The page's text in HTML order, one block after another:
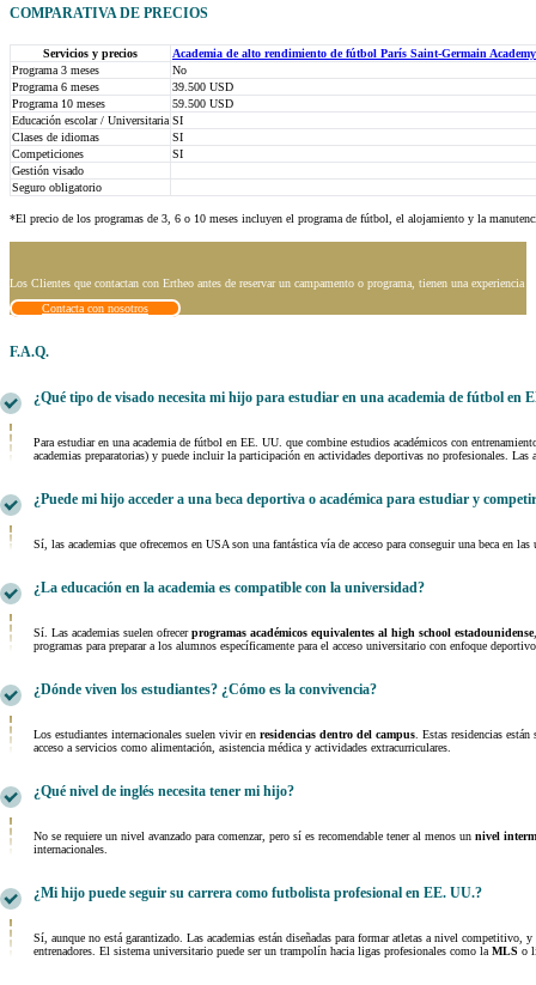
COMPARATIVA DE PRECIOS
Servicios y precios
Academia de alto rendimiento de fútbol París Saint-Germain
Programa 3 meses
No
Programa 6 meses
39.500 USD
Programa 10 meses
59.500 USD
Educación escolar / Universitaria SI
Clases de idiomas
SI
Competiciones
SI
Gestión visado
Seguro obligatorio
*El precio de los programas de 3, 6 o 10 meses incluyen el programa de fútbol, el alojamiento y la
Los Clientes que contactan con Ertheo antes de reservar un campamento o programa, tienen una experiencia
Contacta con nosotros
F.A.Q.
¿Qué tipo de visado necesita mi hijo para estudiar en una academia de fútbol en
Para estudiar en una academia de fútbol en EE. UU. que combine estudios académicos con
academias preparatorias) y puede incluir la participación en actividades deportivas no profesionales.
¿Puede mi hijo acceder a una beca deportiva o académica para estudiar y
Sí, las academias que ofrecemos en USA son una fantástica vía de acceso para conseguir una beca en
¿La educación en la academia es compatible con la universidad?
Sí. Las academias suelen ofrecerprogramas académicos equivalentes al high school estadounidense
programas para preparar a los alumnos específicamente para el acceso universitario con enfoque
¿Dónde viven los estudiantes? ¿Cómo es la convivencia?
Los estudiantes internacionales suelen vivir en residencias dentro del campus . Estas residencias
acceso a servicios como alimentación, asistencia médica y actividades extracurriculares.
¿Qué nivel de inglés necesita tener mi hijo?
No se requiere un nivel avanzado para comenzar, pero sí es recomendable tener al menos un nivel
internacionales.
¿Mi hijo puede seguir su carrera como futbolista profesional en EE. UU.?
Sí, aunque no está garantizado. Las academias están diseñadas para formar atletas a nivel competitivo,
entrenadores. El sistema universitario puede ser un trampolín hacia ligas profesionales como la MLS o